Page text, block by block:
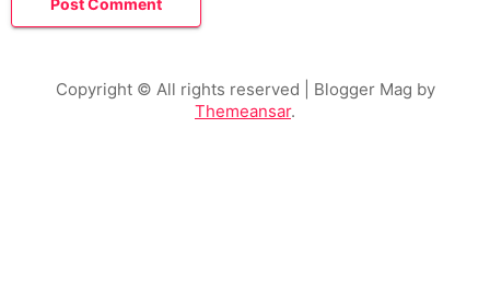
Copyright © All rights reserved | Blogger Mag by
Themeansar.